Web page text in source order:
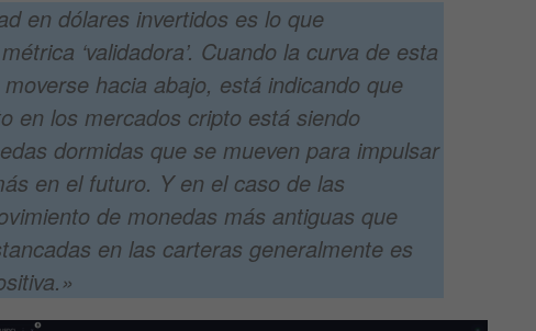
en dólares invertidos es lo que
‘validadora’. Cuando la curva de esta
hacia abajo, está indicando que
en los mercados cripto está siendo
dormidas que se mueven para impulsar
en el futuro. Y en el caso de las
de monedas más antiguas que
en las carteras generalmente es